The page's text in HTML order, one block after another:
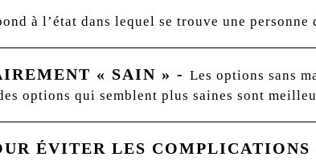
à l’état dans lequel se trouve une personne
« SAIN » - Les options sans
options qui semblent plus saines sont
ÉVITER LES COMPLICATIONS